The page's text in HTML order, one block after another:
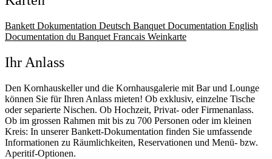
Bankett Dokumentation Deutsch Banquet Documentation English
Documentation du Banquet Francais Weinkarte
Ihr Anlass
Den Kornhauskeller und die Kornhausgalerie mit Bar und Lounge
können Sie für Ihren Anlass mieten! Ob exklusiv, einzelne Tische
oder separierte Nischen. Ob Hochzeit, Privat- oder Firmenanlass.
Ob im grossen Rahmen mit bis zu 700 Personen oder im kleinen
Kreis: In unserer Bankett-Dokumentation finden Sie umfassende
Informationen zu Räumlichkeiten, Reservationen und Menü- bzw.
Aperitif-Optionen.